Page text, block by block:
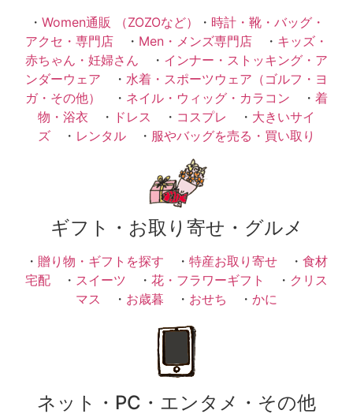
・ Women通販 （ZOZOなど） ・ 時計・靴・バッグ・
アクセ・専門店 ・ Men・メンズ専門店 ・ キッズ・
赤ちゃん・妊婦さん ・ インナー・ストッキング・ア
ンダーウェア ・ 水着・スポーツウェア（ゴルフ・ヨ
ガ・その他）
・ ネイル・ウィッグ・カラコン ・ 着
物・浴衣 ・ ドレス ・ コスプレ ・ 大きいサイ
ズ ・ レンタル ・ 服やバッグを売る・買い取り
ギフト・お取り寄せ・グルメ
・ 贈り物・ギフトを探す ・ 特産お取り寄せ ・ 食材
宅配 ・ スイーツ ・ 花・フラワーギフト ・ クリス
マス ・ お歳暮 ・ おせち ・ かに
ネット・PC・エンタメ・その他